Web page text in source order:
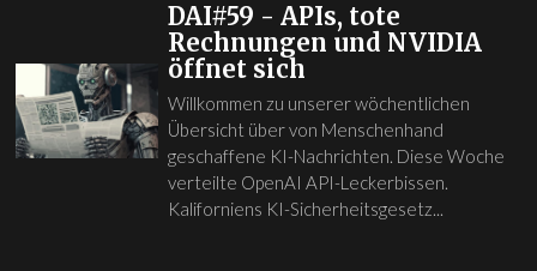
DAI#59 - APIs, tote
Rechnungen und NVIDIA
öffnet sich
Willkommen zu unserer wöchentlichen
Übersicht über von Menschenhand
geschaffene KI-Nachrichten. Diese Woche
verteilte OpenAI API-Leckerbissen.
Kaliforniens KI-Sicherheitsgesetz...